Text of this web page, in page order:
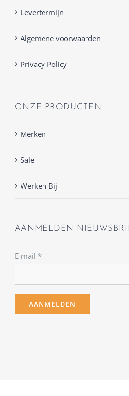
Levertermijn
Algemene voorwaarden
Privacy Policy
ONZE PRODUCTEN
Merken
Sale
Werken Bij
AANMELDEN
E-mail *